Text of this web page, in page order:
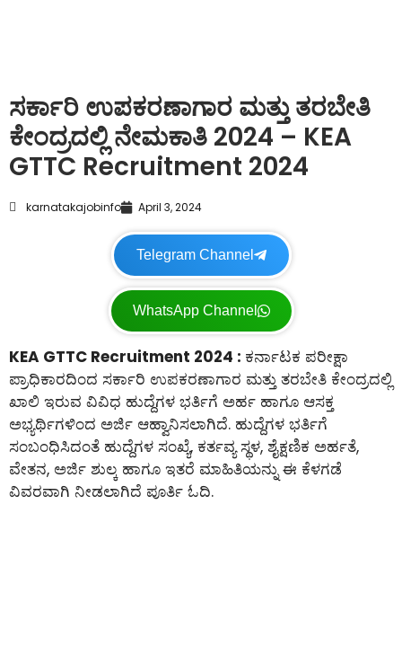
ಸರ್ಕಾರಿ ಉಪಕರಣಾಗಾರ ಮತ್ತು ತರಬೇತಿ
ಕೇಂದ್ರದಲ್ಲಿ ನೇಮಕಾತಿ 2024 – KEA
GTTC Recruitment 2024
karnatakajobinfo April 3, 2024
Telegram Channel
WhatsApp Channel
KEA GTTC Recruitment 2024 : ಕರ್ನಾಟಕ ಪರೀಕ್ಷಾ
ಪ್ರಾಧಿಕಾರದಿಂದ ಸರ್ಕಾರಿ ಉಪಕರಣಾಗಾರ ಮತ್ತು ತರಬೇತಿ ಕೇಂದ್ರದಲ್ಲಿ
ಖಾಲಿ ಇರುವ ವಿವಿಧ ಹುದ್ದೆಗಳ ಭರ್ತಿಗೆ ಅರ್ಹ ಹಾಗೂ ಆಸಕ್ತ
ಅಭ್ಯರ್ಥಿಗಳಿಂದ ಅರ್ಜಿ ಆಹ್ವಾನಿಸಲಾಗಿದೆ. ಹುದ್ದೆಗಳ ಭರ್ತಿಗೆ
ಸಂಬಂಧಿಸಿದಂತೆ ಹುದ್ದೆಗಳ ಸಂಖ್ಯೆ, ಕರ್ತವ್ಯ ಸ್ಥಳ, ಶೈಕ್ಷಣಿಕ ಅರ್ಹತೆ,
ವೇತನ, ಅರ್ಜಿ ಶುಲ್ಕ ಹಾಗೂ ಇತರೆ ಮಾಹಿತಿಯನ್ನು ಈ ಕೆಳಗಡೆ
ವಿವರವಾಗಿ ನೀಡಲಾಗಿದೆ ಪೂರ್ತಿ ಓದಿ.